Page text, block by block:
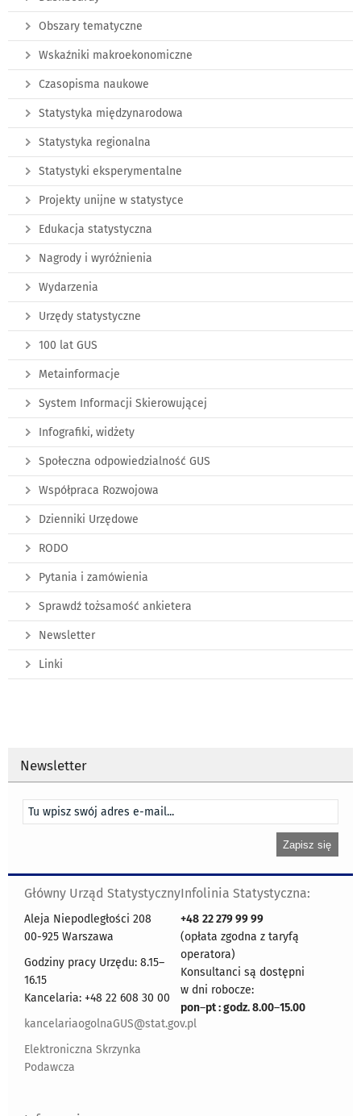
Obszary tematyczne
Wskaźniki makroekonomiczne
Czasopisma naukowe
Statystyka międzynarodowa
Statystyka regionalna
Statystyki eksperymentalne
Projekty unijne w statystyce
Edukacja statystyczna
Nagrody i wyróżnienia
Wydarzenia
Urzędy statystyczne
100 lat GUS
Metainformacje
System Informacji Skierowującej
Infografiki, widżety
Społeczna odpowiedzialność GUS
Współpraca Rozwojowa
Dzienniki Urzędowe
RODO
Pytania i zamówienia
Sprawdź tożsamość ankietera
Newsletter
Linki
Newsletter
Główny Urząd Statystyczny
Aleja Niepodległości 208
00-925 Warszawa
Godziny pracy Urzędu: 8.15–
16.15
Kancelaria: +48 22 608 30 00
kancelariaogolnaGUS@stat.gov.pl
Elektroniczna Skrzynka
Podawcza
Infolinia Statystyczna:
+48 22 279 99 99
(opłata zgodna z taryfą
operatora)
Konsultanci są dostępni
w dni robocze:
pon–pt : godz. 8.00–15.00